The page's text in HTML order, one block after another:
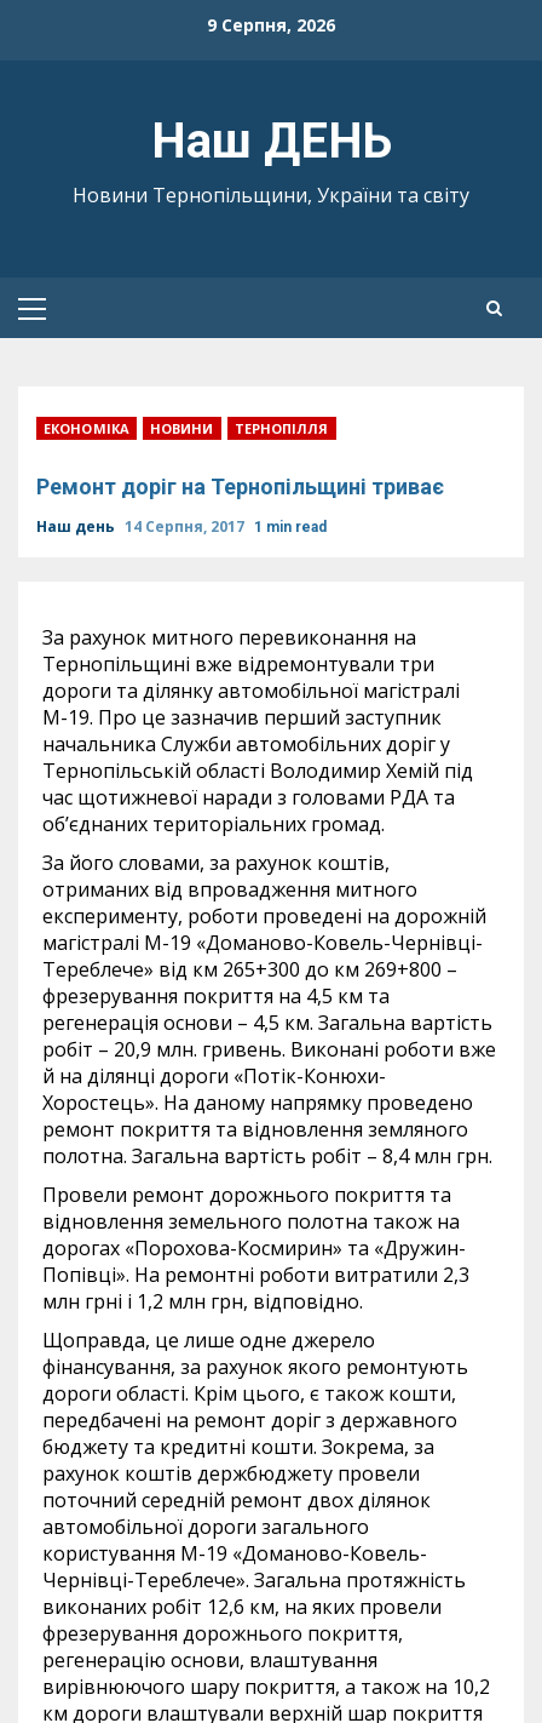
9 Серпня, 2026
Наш ДЕНЬ
Новини Тернопільщини, України та світу
Primary
ЕКОНОМІКА НОВИНИ ТЕРНОПІЛЛЯ
Ремонт доріг на Тернопільщині триває
Наш день 14 Серпня, 2017 1 min read
За рахунок митного перевиконання на
Тернопільщині вже відремонтували три
дороги та ділянку автомобільної магістралі
М-19. Про це зазначив перший заступник
начальника Служби автомобільних доріг у
Тернопільській області Володимир Хемій під
час щотижневої наради з головами РДА та
об’єднаних територіальних громад.
За його словами, за рахунок коштів,
отриманих від впровадження митного
експерименту, роботи проведені на дорожній
магістралі М-19 «Доманово-Ковель-Чернівці-
Тереблече» від км 265+300 до км 269+800 –
фрезерування покриття на 4,5 км та
регенерація основи – 4,5 км. Загальна вартість
робіт – 20,9 млн. гривень. Виконані роботи вже
й на ділянці дороги «Потік-Конюхи-
Хоростець». На даному напрямку проведено
ремонт покриття та відновлення земляного
полотна. Загальна вартість робіт – 8,4 млн грн.
Провели ремонт дорожнього покриття та
відновлення земельного полотна також на
дорогах «Порохова-Космирин» та «Дружин-
Попівці». На ремонтні роботи витратили 2,3
млн грні і 1,2 млн грн, відповідно.
Щоправда, це лише одне джерело
фінансування, за рахунок якого ремонтують
дороги області. Крім цього, є також кошти,
передбачені на ремонт доріг з державного
бюджету та кредитні кошти. Зокрема, за
рахунок коштів держбюджету провели
поточний середній ремонт двох ділянок
автомобільної дороги загального
користування М-19 «Доманово-Ковель-
Чернівці-Тереблече». Загальна протяжність
виконаних робіт 12,6 км, на яких провели
фрезерування дорожнього покриття,
регенерацію основи, влаштування
вирівнюючого шару покриття, а також на 10,2
км дороги влаштували верхній шар покриття